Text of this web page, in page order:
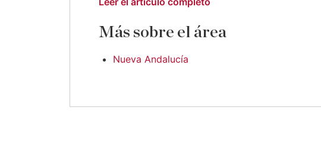
Más sobre el área
Nueva Andalucía